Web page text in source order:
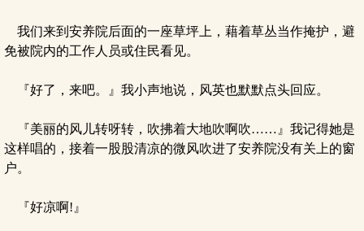
我们来到安养院后面的一座草坪上，藉着草丛当作掩护，避
免被院内的工作人员或住民看见。
『好了，来吧。』我小声地说，风英也默默点头回应。
『美丽的风儿转呀转，吹拂着大地吹啊吹……』我记得她是
这样唱的，接着一股股清凉的微风吹进了安养院没有关上的窗
户。
『好凉啊!』